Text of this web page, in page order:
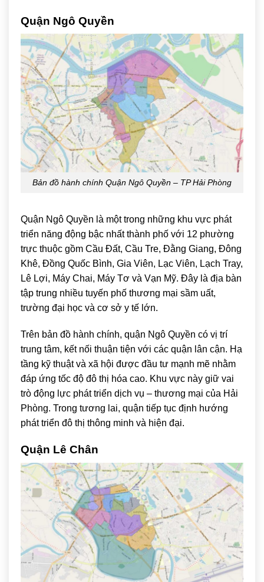
Quận Ngô Quyền
Bản đồ hành chính Quận Ngô Quyền – TP Hải Phòng
Quận Ngô Quyền là một trong những khu vực phát
triển năng động bậc nhất thành phố với 12 phường
trực thuộc gồm Cầu Đất, Cầu Tre, Đằng Giang, Đông
Khê, Đồng Quốc Bình, Gia Viên, Lạc Viên, Lạch Tray,
Lê Lợi, Máy Chai, Máy Tơ và Vạn Mỹ. Đây là địa bàn
tập trung nhiều tuyến phố thương mại sầm uất,
trường đại học và cơ sở y tế lớn.
Trên bản đồ hành chính, quận Ngô Quyền có vị trí
trung tâm, kết nối thuận tiện với các quận lân cận. Hạ
tầng kỹ thuật và xã hội được đầu tư mạnh mẽ nhằm
đáp ứng tốc độ đô thị hóa cao. Khu vực này giữ vai
trò động lực phát triển dịch vụ – thương mại của Hải
Phòng. Trong tương lai, quận tiếp tục định hướng
phát triển đô thị thông minh và hiện đại.
Quận Lê Chân